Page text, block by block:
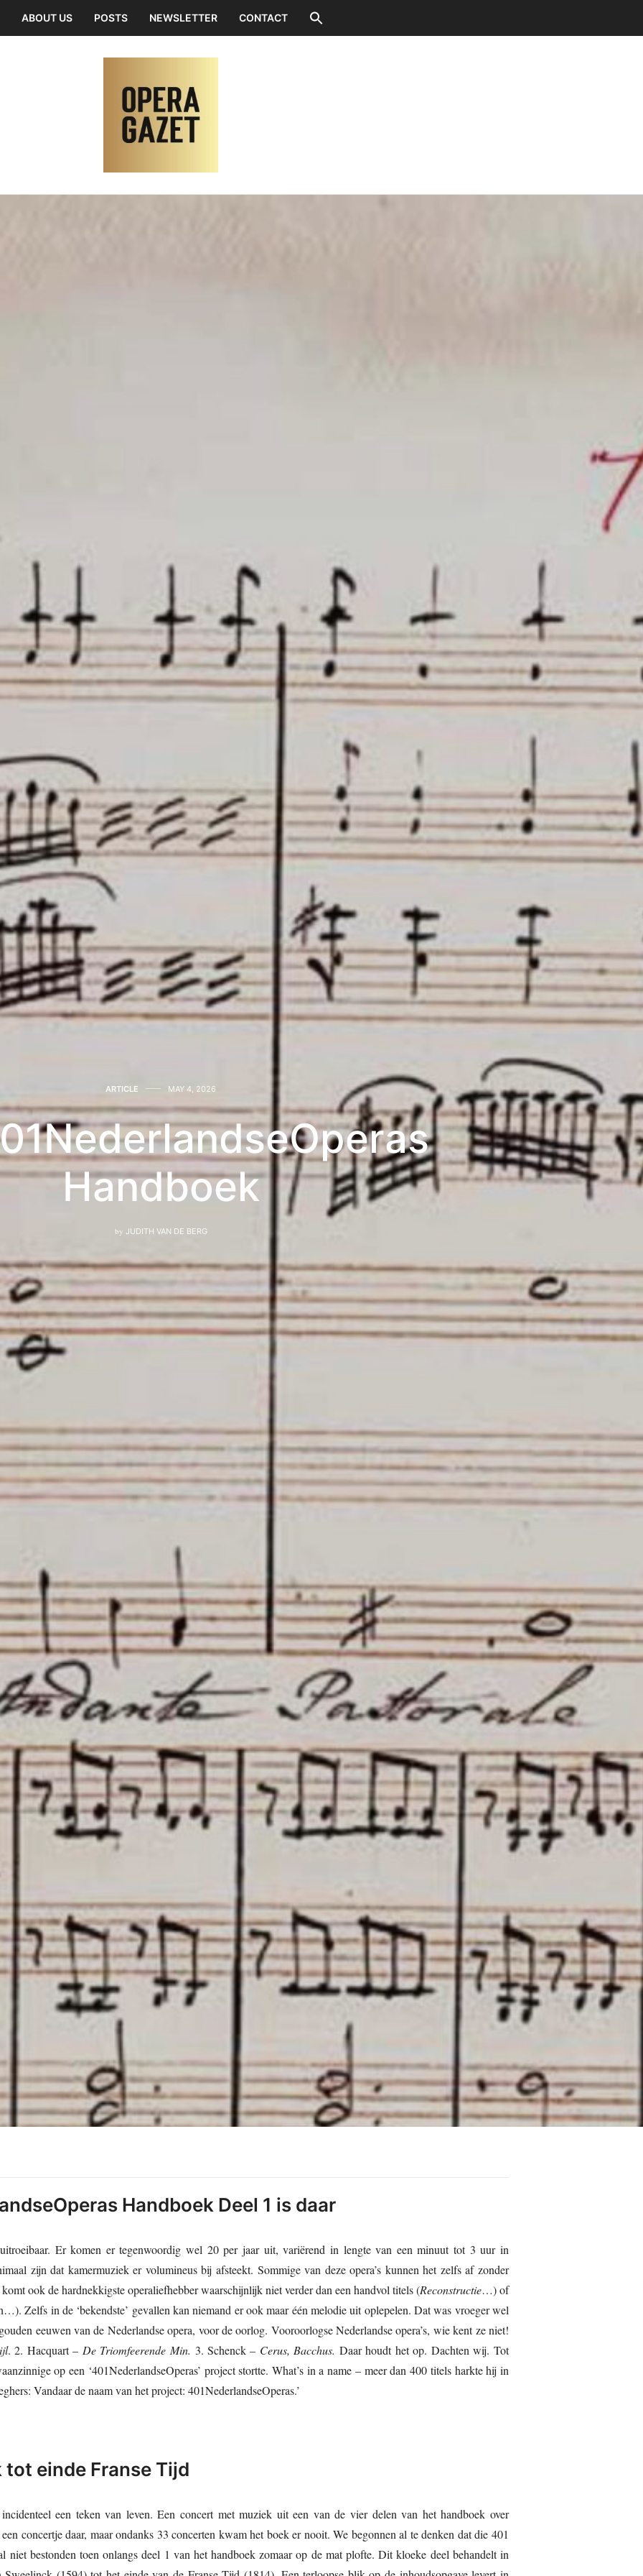
ABOUT US POSTS NEWSLETTER CONTACT
ARTICLE MAY 4, 2026
Handboek
by JUDITH VAN DE BERG
Handboek Deel 1 is daar
Er komen er tegenwoordig wel 20 per jaar uit, variërend in lengte van een minuut tot 3 uur in
zijn dat kamermuziek er volumineus bij afsteekt. Sommige van deze opera’s kunnen het zelfs af zonder
ook de hardnekkigste operaliefhebber waarschijnlijk niet verder dan een handvol titels (Reconstructie…) of
Zelfs in de ‘bekendste’ gevallen kan niemand er ook maar één melodie uit oplepelen. Dat was vroeger wel
eeuwen van de Nederlandse opera, voor de oorlog. Vooroorlogse Nederlandse opera’s, wie kent ze niet!
. 2. Hacquart – De Triomfeerende Min. 3. Schenck – Cerus, Bacchus. Daar houdt het op. Dachten wij. Tot
op een ‘401NederlandseOperas’ project stortte. What’s in a name – meer dan 400 titels harkte hij in
Vandaar de naam van het project: 401NederlandseOperas.’
einde Franse Tijd
een teken van leven. Een concert met muziek uit een van de vier delen van het handboek over
concertje daar, maar ondanks 33 concerten kwam het boek er nooit. We begonnen al te denken dat die 401
niet bestonden toen onlangs deel 1 van het handboek zomaar op de mat plofte. Dit kloeke deel behandelt in